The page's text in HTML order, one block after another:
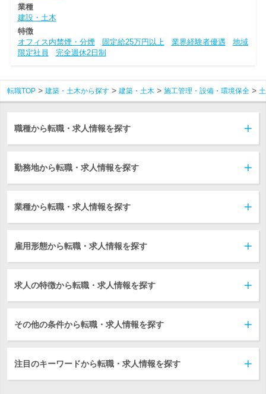
業種
建設・土木
特徴
オフィス内禁煙・分煙
固定給25万円以上 業界経験者優遇
地域
限定社員
完全週休2日制
転職TOP 建築・土木から探す 建築・土木 施工管理・設備・環境保全
職種から転職・求人情報を探す
勤務地から転職・求人情報を探す
業種から転職・求人情報を探す
雇用形態から転職・求人情報を探す
求人の特徴から転職・求人情報を探す
その他の条件から転職・求人情報を探す
注目のキーワードから転職・求人情報を探す